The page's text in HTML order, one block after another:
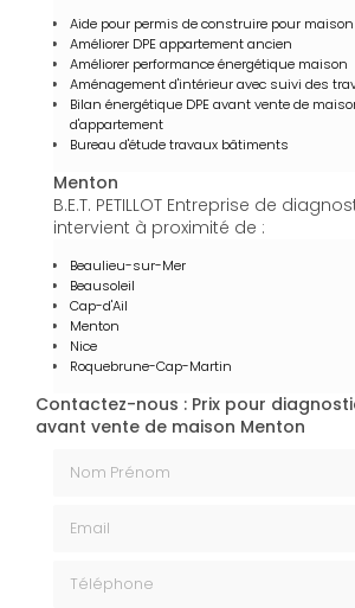
Aide pour permis de construire pour maison
Améliorer DPE appartement ancien
Améliorer performance énergétique maison
Aménagement d'intérieur avec suivi des
Bilan énergétique DPE avant vente de
d'appartement
Bureau d'étude travaux bâtiments
Menton
B.E.T. PETILLOT Entreprise de
intervient à proximité de :
Beaulieu-sur-Mer
Beausoleil
Cap-d'Ail
Menton
Nice
Roquebrune-Cap-Martin
Contactez-nous : Prix pour
avant vente de maison Menton